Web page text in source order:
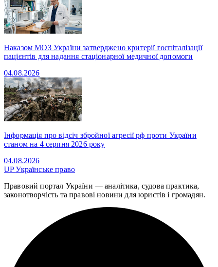
Наказом МОЗ України затверджено критерії госпіталізації
пацієнтів для надання стаціонарної медичної допомоги
04.08.2026
Інформація про відсіч збройної агресії рф проти України
станом на 4 серпня 2026 року
04.08.2026
UPУкраїнське право
Правовий портал України — аналітика, судова практика,
законотворчість та правові новини для юристів і громадян.